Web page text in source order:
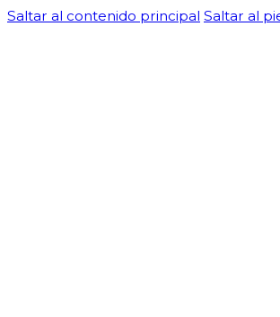
Saltar al contenido principal Saltar al